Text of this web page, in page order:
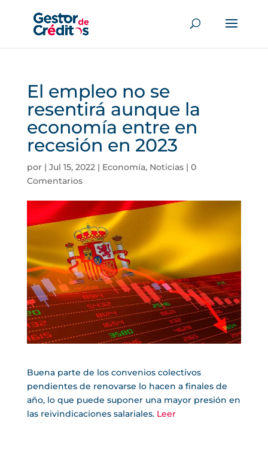
El empleo no se
resentirá aunque la
economía entre en
recesión en 2023
por | Jul 15, 2022| Economía, Noticias| 0
Comentarios
Buena parte de los convenios colectivos
pendientes de renovarse lo hacen a finales de
año, lo que puede suponer una mayor presión en
las reivindicaciones salariales. Leer